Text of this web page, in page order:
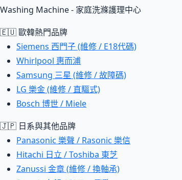
Washing Machine - 家庭洗滌護理中心
🇪🇺 歐韓熱門品牌
Siemens 西門子 (維修 / E18代碼)
Whirlpool 惠而浦
Samsung 三星 (維修 / 故障碼)
LG 樂金 (維修 / 直驅式)
Bosch 博世 / Miele
🇯🇵 日系與其他品牌
Panasonic 樂聲 / Rasonic 樂信
Hitachi 日立 / Toshiba 東芝
Zanussi 金章 (維修 / 換軸承)